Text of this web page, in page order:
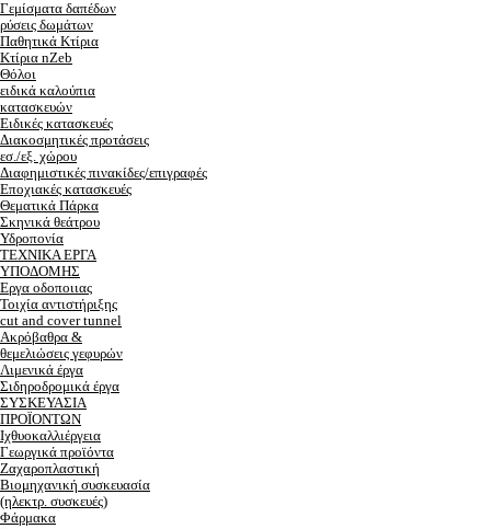
Γεμίσματα δαπέδων
ρύσεις δωμάτων
Παθητικά Κτίρια
Κτίρια nZeb
Θόλοι
ειδικά καλούπια
κατασκευών
Ειδικές κατασκευές
Διακοσμητικές προτάσεις
εσ./εξ. χώρου
Διαφημιστικές πινακίδες/επιγραφές
Εποχιακές κατασκευές
Θεματικά Πάρκα
Σκηνικά θεάτρου
Υδροπονία
ΤΕΧΝΙΚΑ ΕΡΓΑ
ΥΠΟΔΟΜΗΣ
Εργα οδοποιιας
Τοιχία αντιστήριξης
cut and cover tunnel
Ακρόβαθρα &
θεμελιώσεις γεφυρών
Λιμενικά έργα
Σιδηροδρομικά έργα
ΣΥΣΚΕΥΑΣΙΑ
ΠΡΟΪΟΝΤΩΝ
Ιχθυοκαλλιέργεια
Γεωργικά προϊόντα
Ζαχαροπλαστική
Βιομηχανική συσκευασία
(ηλεκτρ. συσκευές)
Φάρμακα